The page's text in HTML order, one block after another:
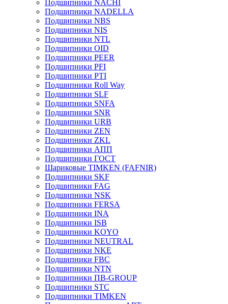
Подшипники NACHI
Подшипники NADELLA
Подшипники NBS
Подшипники NIS
Подшипники NTL
Подшипники OID
Подшипники PEER
Подшипники PFI
Подшипники PTI
Подшипники Roll Way
Подшипники SLF
Подшипники SNFA
Подшипники SNR
Подшипники URB
Подшипники ZEN
Подшипники ZKL
Подшипники АПП
Подшипники ГОСТ
Шариковые ТІMKEN (FAFNIR)
Подшипники SKF
Подшипники FAG
Подшипники NSK
Подшипники FERSA
Подшипники INA
Подшипники ISB
Подшипники KOYO
Подшипники NEUTRAL
Подшипники NKE
Подшипники FBC
Подшипники NTN
Подшипники ПВ-GROUP
Подшипники STC
Подшипники TIMKEN